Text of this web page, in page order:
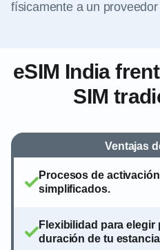
físicamente a un
eSIM India
SIM
Ventajas
Procesos de
simplificados.
Flexibilidad para elegir
duración de tu